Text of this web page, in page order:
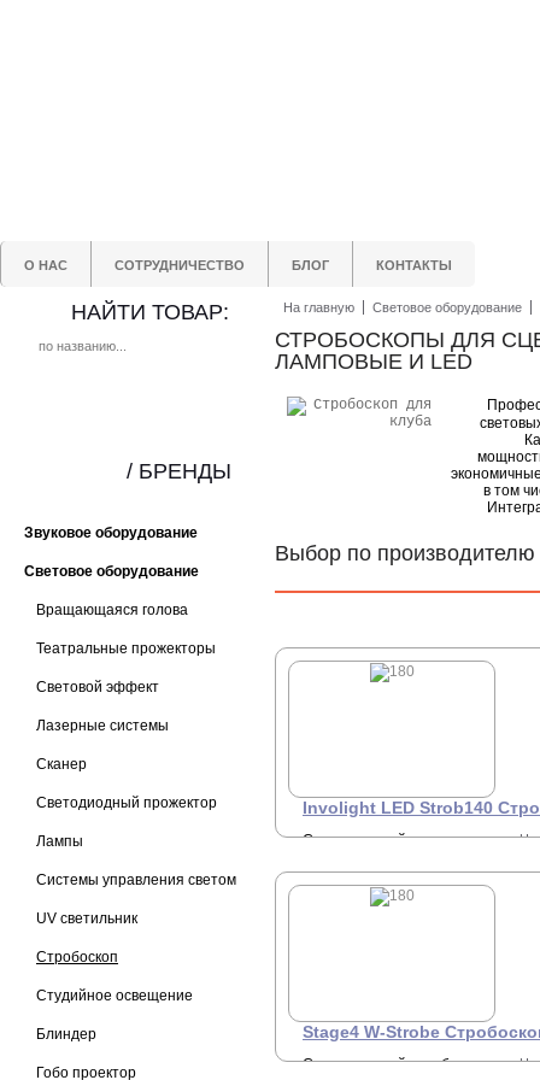
О НАС СОТРУДНИЧЕСТВО БЛОГ КОНТАКТЫ
НАЙТИ ТОВАР:
Звуковое оборудование
Световое оборудование
Вращающаяся голова
Театральные прожекторы
Световой эффект
Лазерные системы
Сканер
Светодиодный прожектор
Лампы
Системы управления светом
UV светильник
Стробоскоп
Студийное освещение
Блиндер
Гобо проектор
/ БРЕНДЫ
На главную Световое оборудование
СТРОБОСКОПЫ ДЛЯ
ЛАМПОВЫЕ И LED
в том
Выбор по производителю
Involight LED Strob140
Светодиодный
стробоскоп, может
использоваться в качестве
заливного светильника.
Stage4 W-Strobe
Cветодиодный стробоскоп